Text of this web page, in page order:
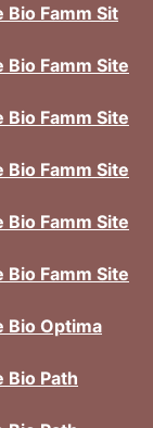
Famm Sit
Famm Site
Famm Site
Famm Site
Famm Site
Famm Site
Bio Optima
Bio Path